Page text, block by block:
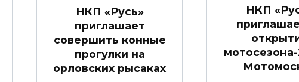
НКП «Русь»
приглашает
совершить конные
прогулки на
орловских рысаках
НКП